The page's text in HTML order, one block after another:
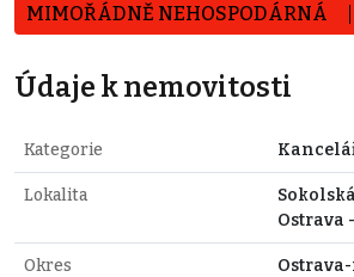
MIMOŘÁDNĚ NEHOSPODÁRNÁ
Údaje k nemovitosti
Kategorie
Lokalita
Ostrava
Okres